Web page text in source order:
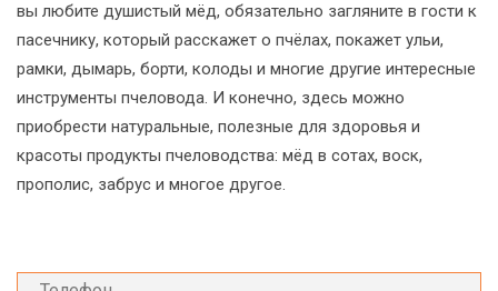
вы любите душистый мёд, обязательно загляните в гости к
пасечнику, который расскажет о пчёлах, покажет ульи,
рамки, дымарь, борти, колоды и многие другие интересные
инструменты пчеловода. И конечно, здесь можно
приобрести натуральные, полезные для здоровья и
красоты продукты пчеловодства: мёд в сотах, воск,
прополис, забрус и многое другое.